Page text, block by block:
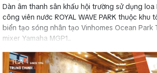
Dàn âm thanh sân khấu hội trường sử dụng loa
công viên nước ROYAL WAVE PARK thuộc khu
biển tạo sóng nhân tạo Vinhomes Ocean Park
mixer Yamaha MGP1...